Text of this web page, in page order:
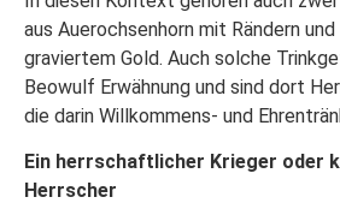
aus Auerochsenhorn mit Rändern
graviertem Gold. Auch solche
Beowulf Erwähnung und sind dort
die darin Willkommens- und
Ein herrschaftlicher Krieger oder
Herrscher